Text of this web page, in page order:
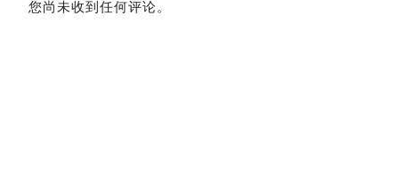
您尚未收到任何评论。